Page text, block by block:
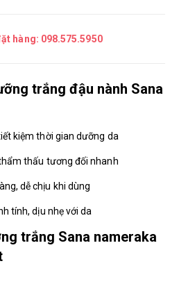
hàng: 098.575.5950
trắng đậu nành Sana
kiệm thời gian dưỡng da
thấu tương đối nhanh
dễ chịu khi dùng
tính, dịu nhẹ với da
trắng Sana nameraka